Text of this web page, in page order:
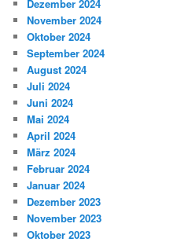
Dezember 2024
November 2024
Oktober 2024
September 2024
August 2024
Juli 2024
Juni 2024
Mai 2024
April 2024
März 2024
Februar 2024
Januar 2024
Dezember 2023
November 2023
Oktober 2023